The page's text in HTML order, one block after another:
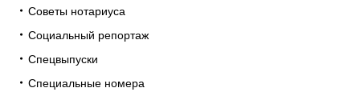
Советы нотариуса
Социальный репортаж
Спецвыпуски
Специальные номера